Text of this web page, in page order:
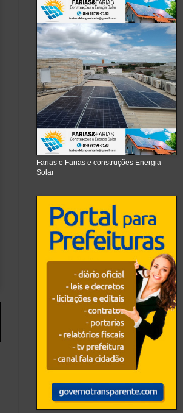
Farias e Farias e construções Energia
Solar